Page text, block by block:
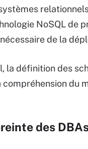
NoSQL de
de la
la définition des
du
des